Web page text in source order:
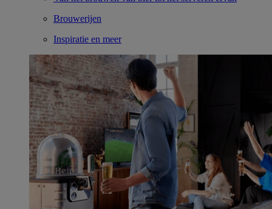
Brouwerijen
Inspiratie en meer